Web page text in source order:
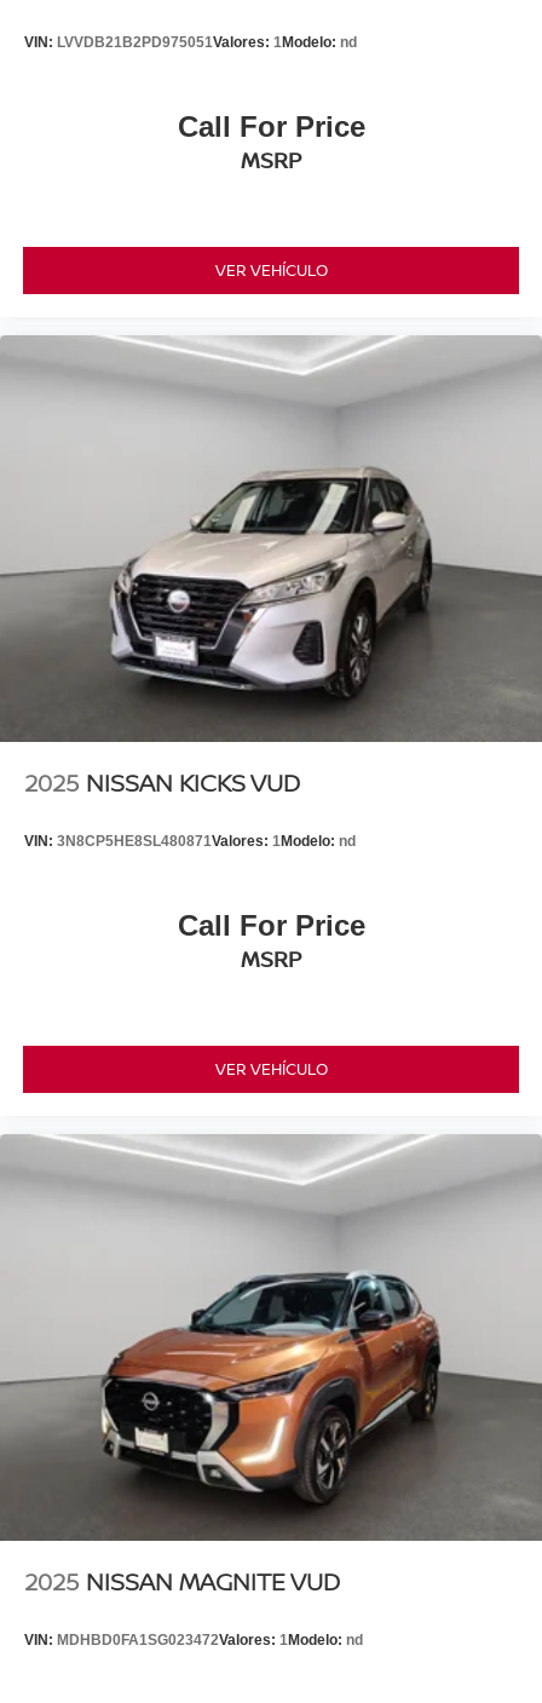
VIN: LVVDB21B2PD975051Valores: 1Modelo: nd
Call For Price
MSRP
VER VEHÍCULO
2025 NISSAN KICKS VUD
VIN: 3N8CP5HE8SL480871Valores: 1Modelo: nd
Call For Price
MSRP
VER VEHÍCULO
2025 NISSAN MAGNITE VUD
VIN: MDHBD0FA1SG023472Valores: 1Modelo: nd